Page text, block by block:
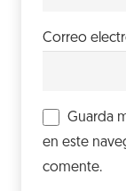
Correo
Guarda
en este
comente.